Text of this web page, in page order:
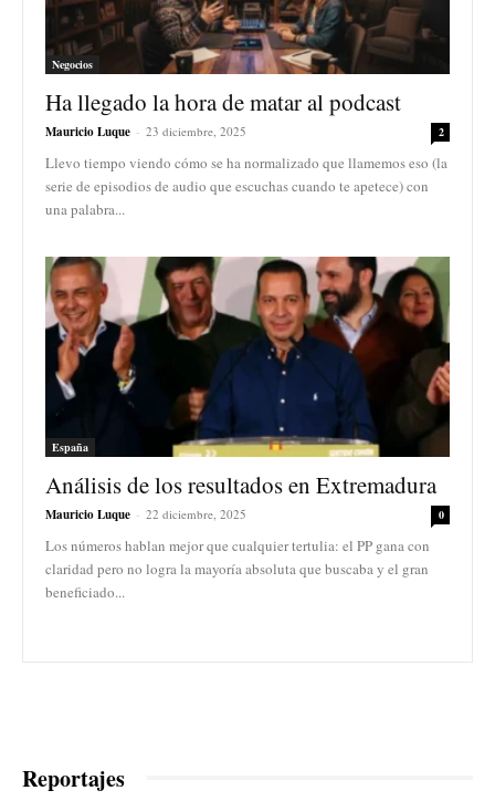
Negocios
Ha llegado la hora de matar al podcast
Mauricio Luque - 23 diciembre, 2025 2
Llevo tiempo viendo cómo se ha normalizado que llamemos eso (la
serie de episodios de audio que escuchas cuando te apetece) con
una palabra...
España
Análisis de los resultados en Extremadura
Mauricio Luque - 22 diciembre, 2025 0
Los números hablan mejor que cualquier tertulia: el PP gana con
claridad pero no logra la mayoría absoluta que buscaba y el gran
beneficiado...
Reportajes